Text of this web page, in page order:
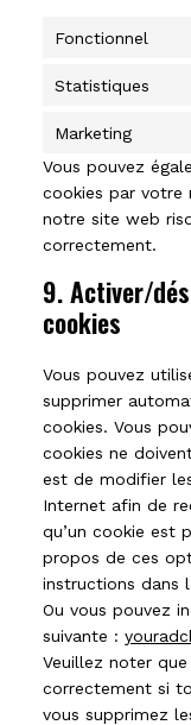
Fonctionnel
Statistiques
Marketing
Vous pouvez
cookies par votre
notre site web
correctement.
9. Activer/
cookies
Vous pouvez
supprimer
cookies. Vous
cookies ne
est de modifier
Internet afin de
qu’un cookie est
propos de ces
instructions dans
Ou vous pouvez
suivante :
Veuillez noter
correctement si
vous supprimez